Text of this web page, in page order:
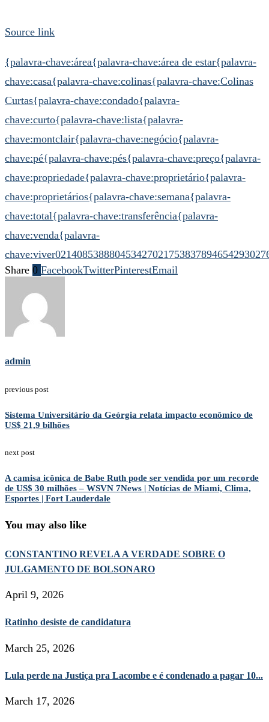
Source link
{palavra-chave:área{palavra-chave:área de estar{palavra-
chave:casa{palavra-chave:colinas{palavra-chave:Colinas
Curtas{palavra-chave:condado{palavra-
chave:curto{palavra-chave:lista{palavra-
chave:montclair{palavra-chave:negócio{palavra-
chave:pé{palavra-chave:pés{palavra-chave:preço{palavra-
chave:propriedade{palavra-chave:proprietário{palavra-
chave:proprietários{palavra-chave:semana{palavra-
chave:total{palavra-chave:transferência{palavra-
chave:venda{palavra-
chave:viver021408538880453427021753837894654293
Share 0 FacebookTwitterPinterestEmail
admin
previous post
Sistema Universitário da Geórgia relata impacto econômico de
US$ 21,9 bilhões
next post
A camisa icônica de Babe Ruth pode ser vendida por um recorde
de US$ 30 milhões – WSVN 7News | Notícias de Miami, Clima,
Esportes | Fort Lauderdale
You may also like
CONSTANTINO REVELA A VERDADE SOBRE O
JULGAMENTO DE BOLSONARO
April 9, 2026
Ratinho desiste de candidatura
March 25, 2026
Lula perde na Justiça pra Lacombe e é condenado a pagar 10...
March 17, 2026